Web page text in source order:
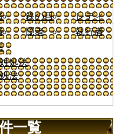
鉄の目
レディ
隠者
執行者
処法
法
一覧